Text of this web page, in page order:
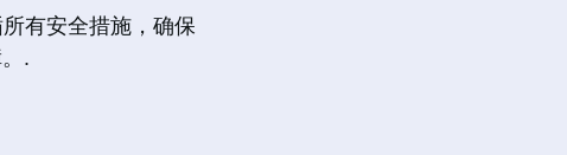
有安全措施，确保
.